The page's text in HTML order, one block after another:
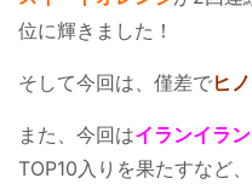
位に輝きました！
そして今回は、僅差でヒ
また、今回はイランイラン
TOP10入りを果たすなど、